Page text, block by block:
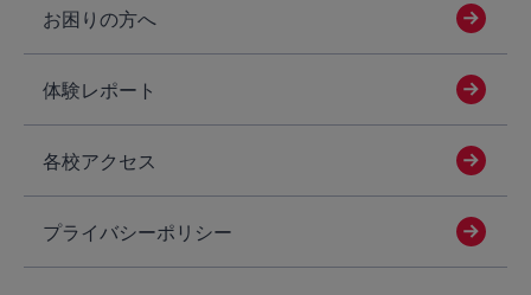
お困りの方へ
体験レポート
各校アクセス
プライバシーポリシー